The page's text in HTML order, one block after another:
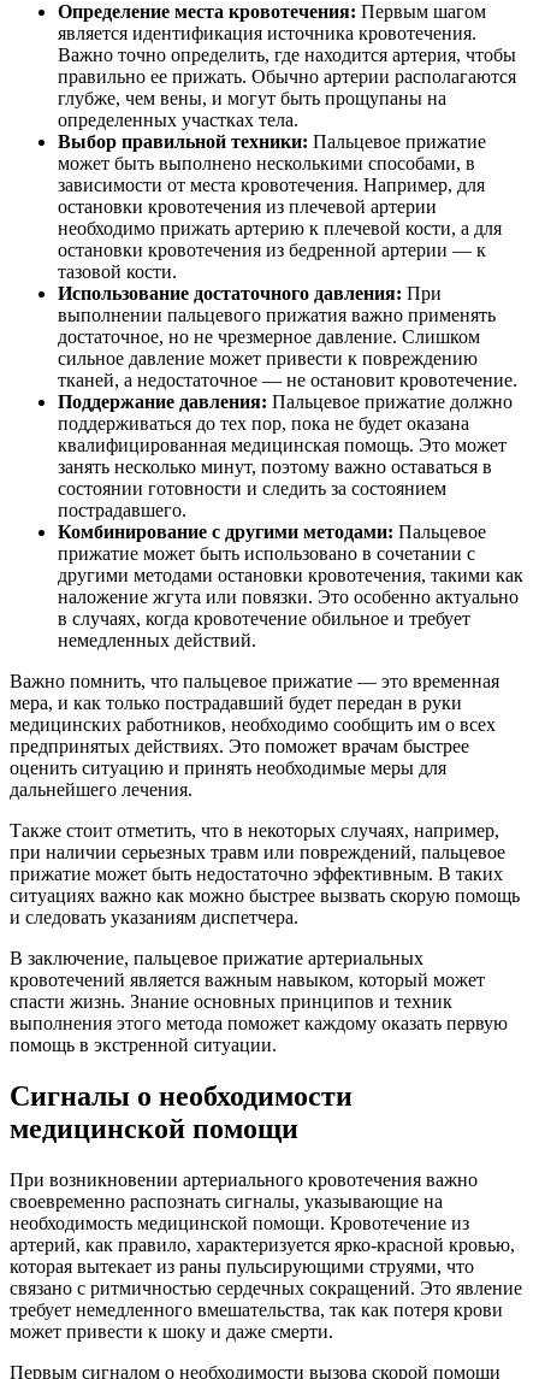
Определение места кровотечения: Первым шагом
является идентификация источника кровотечения.
Важно точно определить, где находится артерия, чтобы
правильно ее прижать. Обычно артерии располагаются
глубже, чем вены, и могут быть прощупаны на
определенных участках тела.
Выбор правильной техники: Пальцевое прижатие
может быть выполнено несколькими способами, в
зависимости от места кровотечения. Например, для
остановки кровотечения из плечевой артерии
необходимо прижать артерию к плечевой кости, а для
остановки кровотечения из бедренной артерии — к
тазовой кости.
Использование достаточного давления: При
выполнении пальцевого прижатия важно применять
достаточное, но не чрезмерное давление. Слишком
сильное давление может привести к повреждению
тканей, а недостаточное — не остановит кровотечение.
Поддержание давления: Пальцевое прижатие должно
поддерживаться до тех пор, пока не будет оказана
квалифицированная медицинская помощь. Это может
занять несколько минут, поэтому важно оставаться в
состоянии готовности и следить за состоянием
пострадавшего.
Комбинирование с другими методами: Пальцевое
прижатие может быть использовано в сочетании с
другими методами остановки кровотечения, такими как
наложение жгута или повязки. Это особенно актуально
в случаях, когда кровотечение обильное и требует
немедленных действий.
Важно помнить, что пальцевое прижатие — это временная
мера, и как только пострадавший будет передан в руки
медицинских работников, необходимо сообщить им о всех
предпринятых действиях. Это поможет врачам быстрее
оценить ситуацию и принять необходимые меры для
дальнейшего лечения.
Также стоит отметить, что в некоторых случаях, например,
при наличии серьезных травм или повреждений, пальцевое
прижатие может быть недостаточно эффективным. В таких
ситуациях важно как можно быстрее вызвать скорую помощь
и следовать указаниям диспетчера.
В заключение, пальцевое прижатие артериальных
кровотечений является важным навыком, который может
спасти жизнь. Знание основных принципов и техник
выполнения этого метода поможет каждому оказать первую
помощь в экстренной ситуации.
Сигналы о необходимости
медицинской помощи
При возникновении артериального кровотечения важно
своевременно распознать сигналы, указывающие на
необходимость медицинской помощи. Кровотечение из
артерий, как правило, характеризуется ярко-красной кровью,
которая вытекает из раны пульсирующими струями, что
связано с ритмичностью сердечных сокращений. Это явление
требует немедленного вмешательства, так как потеря крови
может привести к шоку и даже смерти.
Первым сигналом о необходимости вызова скорой помощи